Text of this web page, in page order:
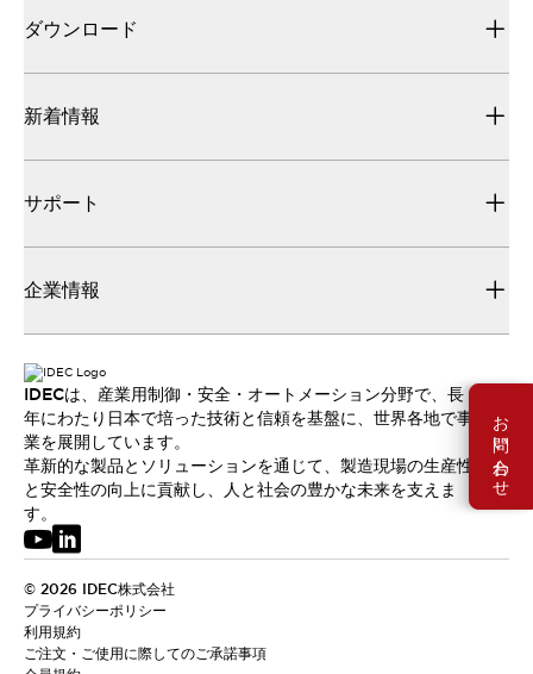
お問い合わせ
ダウンロード
新着情報
サポート
企業情報
IDECは、産業用制御・安全・オートメーション分野で、長
年にわたり日本で培った技術と信頼を基盤に、世界各地で事
業を展開しています。
革新的な製品とソリューションを通じて、製造現場の生産性
と安全性の向上に貢献し、人と社会の豊かな未来を支えま
す。
© 2026 IDEC株式会社
プライバシーポリシー
利用規約
ご注文・ご使用に際してのご承諾事項